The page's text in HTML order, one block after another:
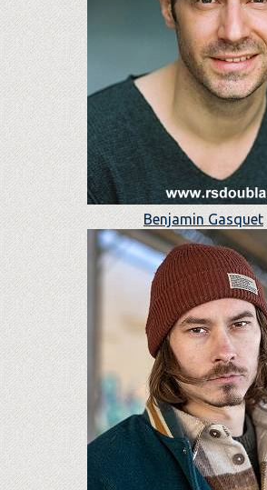
Benjamin Gasquet